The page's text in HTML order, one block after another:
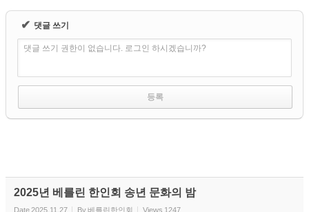
✔ 댓글 쓰기
댓글 쓰기 권한이 없습니다. 로그인 하시겠습니까?
2025년 베를린 한인회 송년 문화의 밤
Date2025.11.27 By베를린한인회 Views 1247